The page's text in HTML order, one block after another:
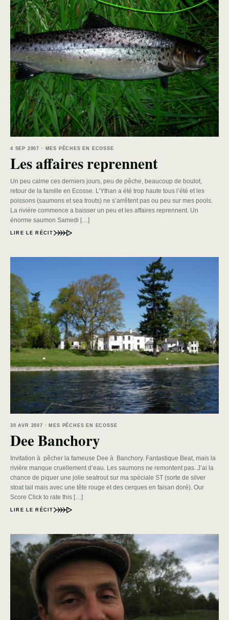
4 SEP 2007 · MES PÊCHES EN ECOSSE
Les affaires reprennent
Un peu calme ces derniers jours, peu de pêche, beaucoup de boulot,
retour de la famille en Ecosse. L’Ythan a été trop haute tous l’été et les
poissons (saumons et sea trouts) ne s’arrêtent pas ou peu sur mes pools.
La rivière commence a baisser un peu et les affaires reprennent. Un
énorme saumon Samedi […]
LIRE LE RÉCIT
30 AVR 2007 · MES PÊCHES EN ECOSSE
Dee Banchory
Invitation à pêcher la fameuse Dee à Banchory. Fantastique Beat, mais la
rivière manque cruellement d’eau. Les saumons ne remontent pas. J’ai la
chance de piquer une jolie seatrout sur ma spéciale ST (sorte de silver
stoat tail mais avec une tête rouge et des cerques en faisan doré). Our
Score Click to rate this […]
LIRE LE RÉCIT